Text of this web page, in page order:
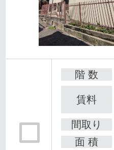
階 数
賃料
間取り
面 積